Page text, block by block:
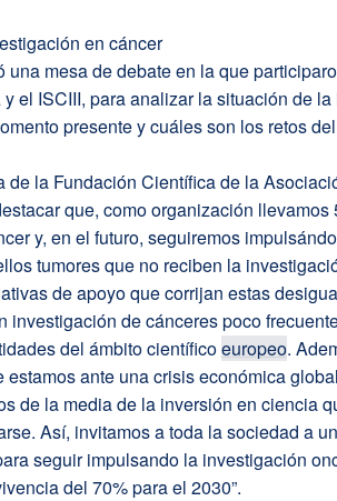
en cáncer
una mesa de debate en la que
el ISCIII, para analizar la situación de
presente y cuáles son los retos
de la Fundación Científica de la
que, como organización
y, en el futuro, seguiremos
tumores que no reciben la
de apoyo que corrijan estas
investigación de cánceres poco
del ámbito científicoeuropeo.
ante una crisis económica
de la media de la inversión en ciencia
Así, invitamos a toda la sociedad a
seguir impulsando la investigación
del 70% para el 2030”.